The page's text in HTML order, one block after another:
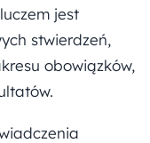
jest
stwierdzeń,
obowiązków,